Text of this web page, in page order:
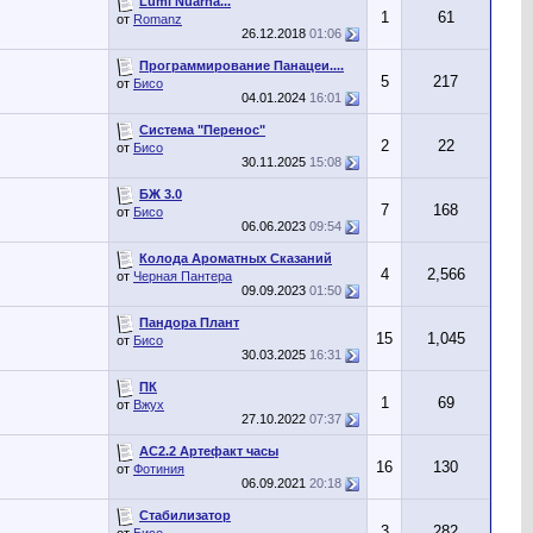
от Romanz
26.12.2018 01:06
1 61
Программирование Панацеи....
от Бисо
04.01.2024 16:01
5 217
Система "Перенос"
от Бисо
30.11.2025 15:08
2 22
БЖ 3.0
от Бисо
06.06.2023 09:54
7 168
Колода Ароматных Сказаний
от Черная Пантера
09.09.2023 01:50
4 2,566
Пандора Плант
от Бисо
30.03.2025 16:31
15 1,045
ПК
от Вжух
27.10.2022 07:37
1 69
АС2.2 Артефакт часы
от Фотиния
06.09.2021 20:18
16 130
Стабилизатор